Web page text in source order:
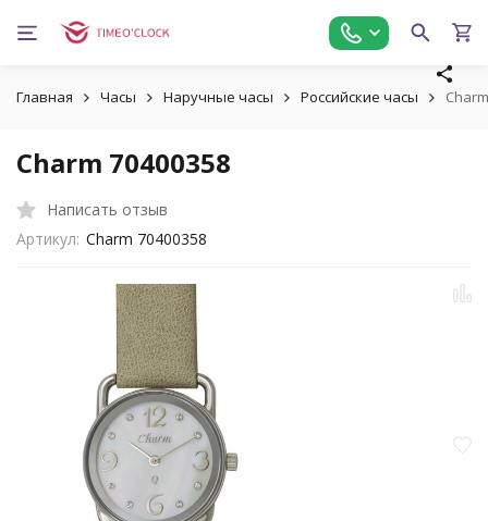
Главная Часы Наручные часы Российские часы
Charm 70400358
Написать отзыв
Артикул: Charm 70400358